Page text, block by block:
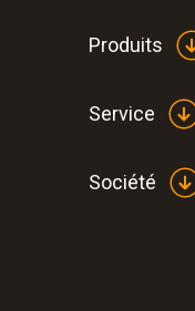
Produits
Service
Société